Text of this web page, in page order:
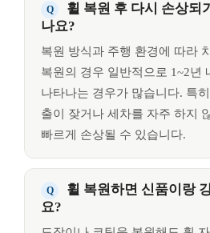
휠 복원 후 다시 손상되
나요?
복원 방식과 주행 환경에 따라
복원의 경우 일반적으로 1~2년
나타나는 경우가 많습니다. 특
출이 잦거나 세차를 자주 하지
빠르게 손상될 수 있습니다.
휠 복원하면 신품이랑
요?